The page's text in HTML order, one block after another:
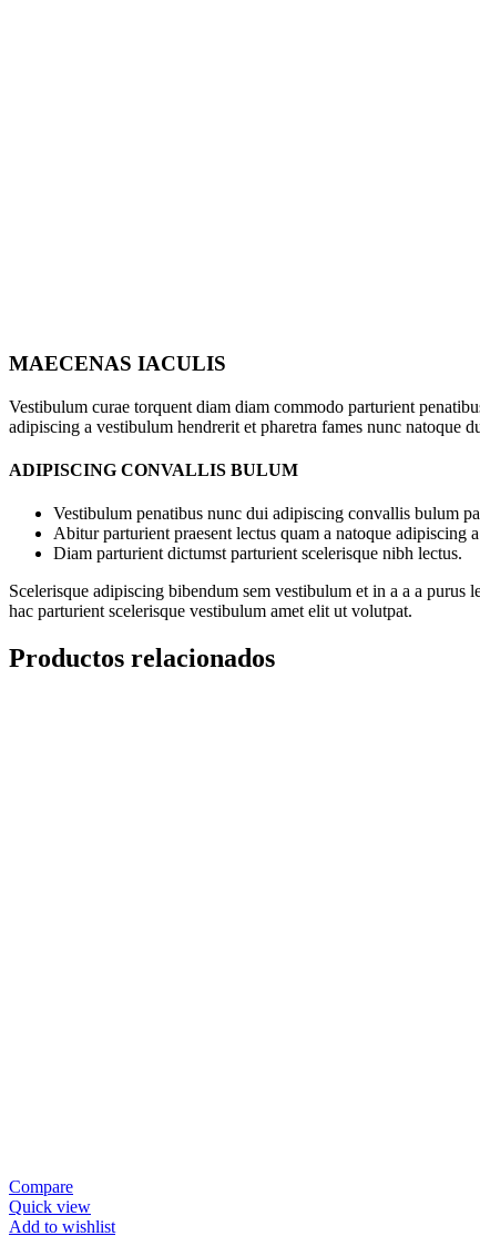
MAECENAS IACULIS
Vestibulum curae torquent diam diam commodo parturient
adipiscing a vestibulum hendrerit et pharetra fames nunc natoque
ADIPISCING CONVALLIS BULUM
Vestibulum penatibus nunc dui adipiscing convallis bulum
Abitur parturient praesent lectus quam a natoque adipiscing
Diam parturient dictumst parturient scelerisque nibh lectus.
Scelerisque adipiscing bibendum sem vestibulum et in a a a
hac parturient scelerisque vestibulum amet elit ut volutpat.
Productos relacionados
Compare
Quick view
Add to wishlist